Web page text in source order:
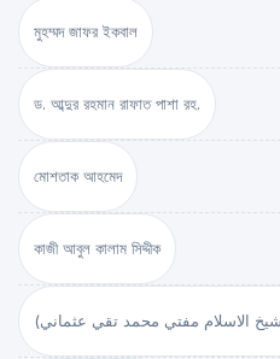
মুহম্মদ জাফর ইকবাল
ড. আব্দুর রহমান রাফাত পাশা রহ.
মোশতাক আহমেদ
কাজী আবুল কালাম সিদ্দীক